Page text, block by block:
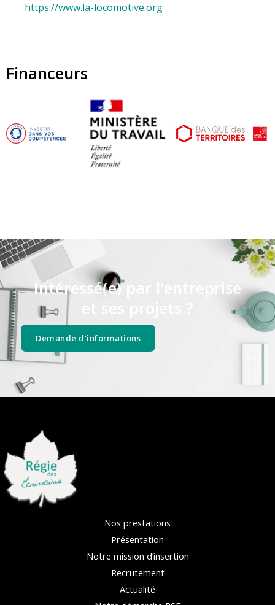
https://www.la-locomotive.org
Financeurs
Intéressé(e) par l'entreprise
Demande d'informations
Nos prestations
Présentation
Notre mission d’insertion
Recrutement
Actualité